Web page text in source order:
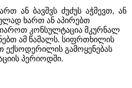
ან ბავშვს ძუძუს აჭმევთ, ან
ხართ ან აპირებთ
კონსულტაცია მკურნალ
ამ წამალს. სიფრთხილის
ექსოდერილის გამოყენებას
პერიოდში.